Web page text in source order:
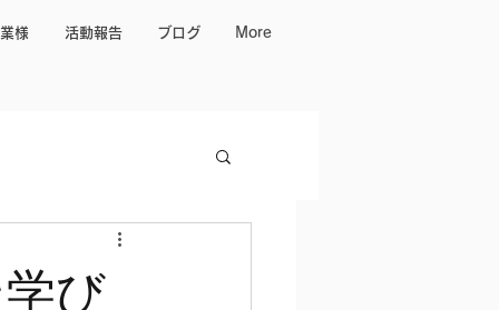
様 活動報告 ブログ More
び